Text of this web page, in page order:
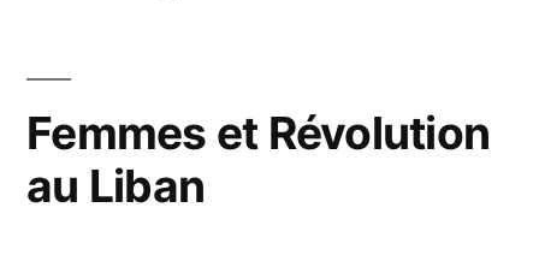
Femmes et Révolution
au Liban